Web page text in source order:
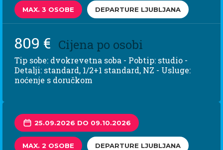
MAX. 3 OSOBE DEPARTURE LJUBLJANA
809 € Cijena po osobi
Tip sobe: dvokrevetna soba - Pobtip: studio -
Detalji: standard, 1/2+1 standard, NZ - Usluge:
noćenje s doručkom
25.09.2026 DO 09.10.2026
MAX. 2 OSOBE DEPARTURE LJUBLJANA